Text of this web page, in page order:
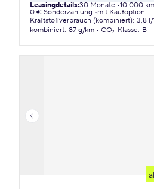
Leasingdetails:30 Monate 10.000
0 € Sonderzahlung
mit Kaufoption
Kraftstoffverbrauch (kombiniert): 3,8 l/
kombiniert: 87 g/km CO₂-Klasse: B